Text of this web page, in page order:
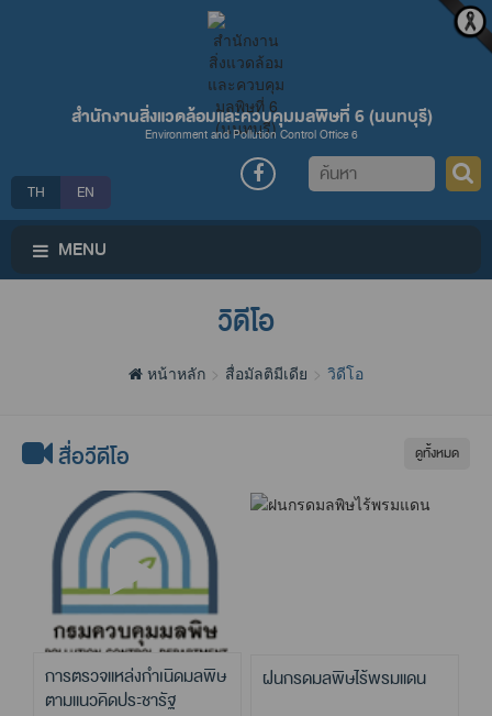
สำนักงานสิ่งแวดล้อมและควบคุมมลพิษที่ 6 (นนทบุรี)
Environment and Pollution Control Office 6
TH EN
ค้นหา
MENU
วิดีโอ
หน้าหลัก สื่อมัลติมีเดีย วิดีโอ
สื่อวีดีโอ ดูทั้งหมด
การตรวจแหล่งกำเนิดมลพิษ
ตามแนวคิดประชารัฐ
ฝนกรดมลพิษไร้พรมแดน